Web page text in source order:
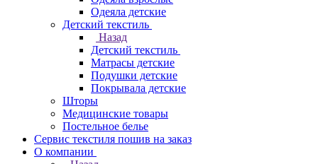
Одеяла детские
Детский текстиль
Назад
Детский текстиль
Матрасы детские
Подушки детские
Покрывала детские
Шторы
Медицинские товары
Постельное белье
Сервис текстиля пошив на заказ
О компании